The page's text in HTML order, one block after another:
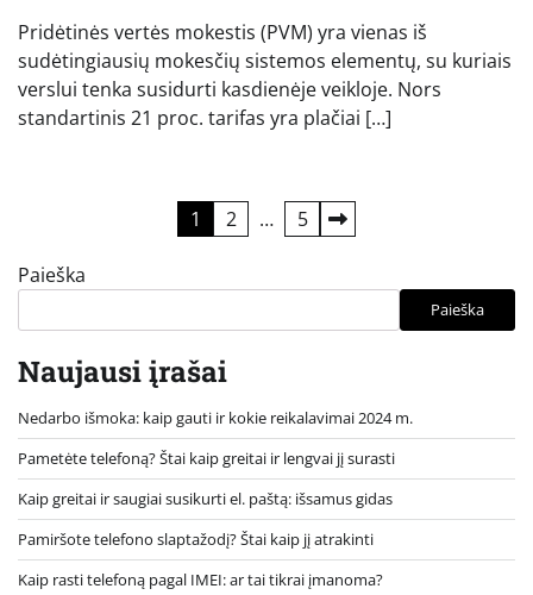
Pridėtinės vertės mokestis (PVM) yra vienas iš
sudėtingiausių mokesčių sistemos elementų, su kuriais
verslui tenka susidurti kasdienėje veikloje. Nors
standartinis 21 proc. tarifas yra plačiai […]
puslapiavimas
1 2 … 5
Paieška
Paieška
Naujausi įrašai
Nedarbo išmoka: kaip gauti ir kokie reikalavimai 2024 m.
Pametėte telefoną? Štai kaip greitai ir lengvai jį surasti
Kaip greitai ir saugiai susikurti el. paštą: išsamus gidas
Pamiršote telefono slaptažodį? Štai kaip jį atrakinti
Kaip rasti telefoną pagal IMEI: ar tai tikrai įmanoma?